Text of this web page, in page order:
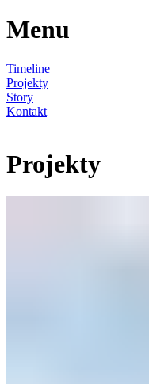
Menu
Timeline
Projekty
Story
Kontakt
Projekty